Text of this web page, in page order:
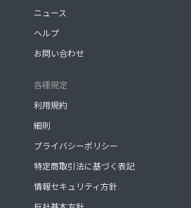
ニュース
ヘルプ
お問い合わせ
各種規定
利用規約
細則
プライバシーポリシー
特定商取引法に基づく表記
情報セキュリティ方針